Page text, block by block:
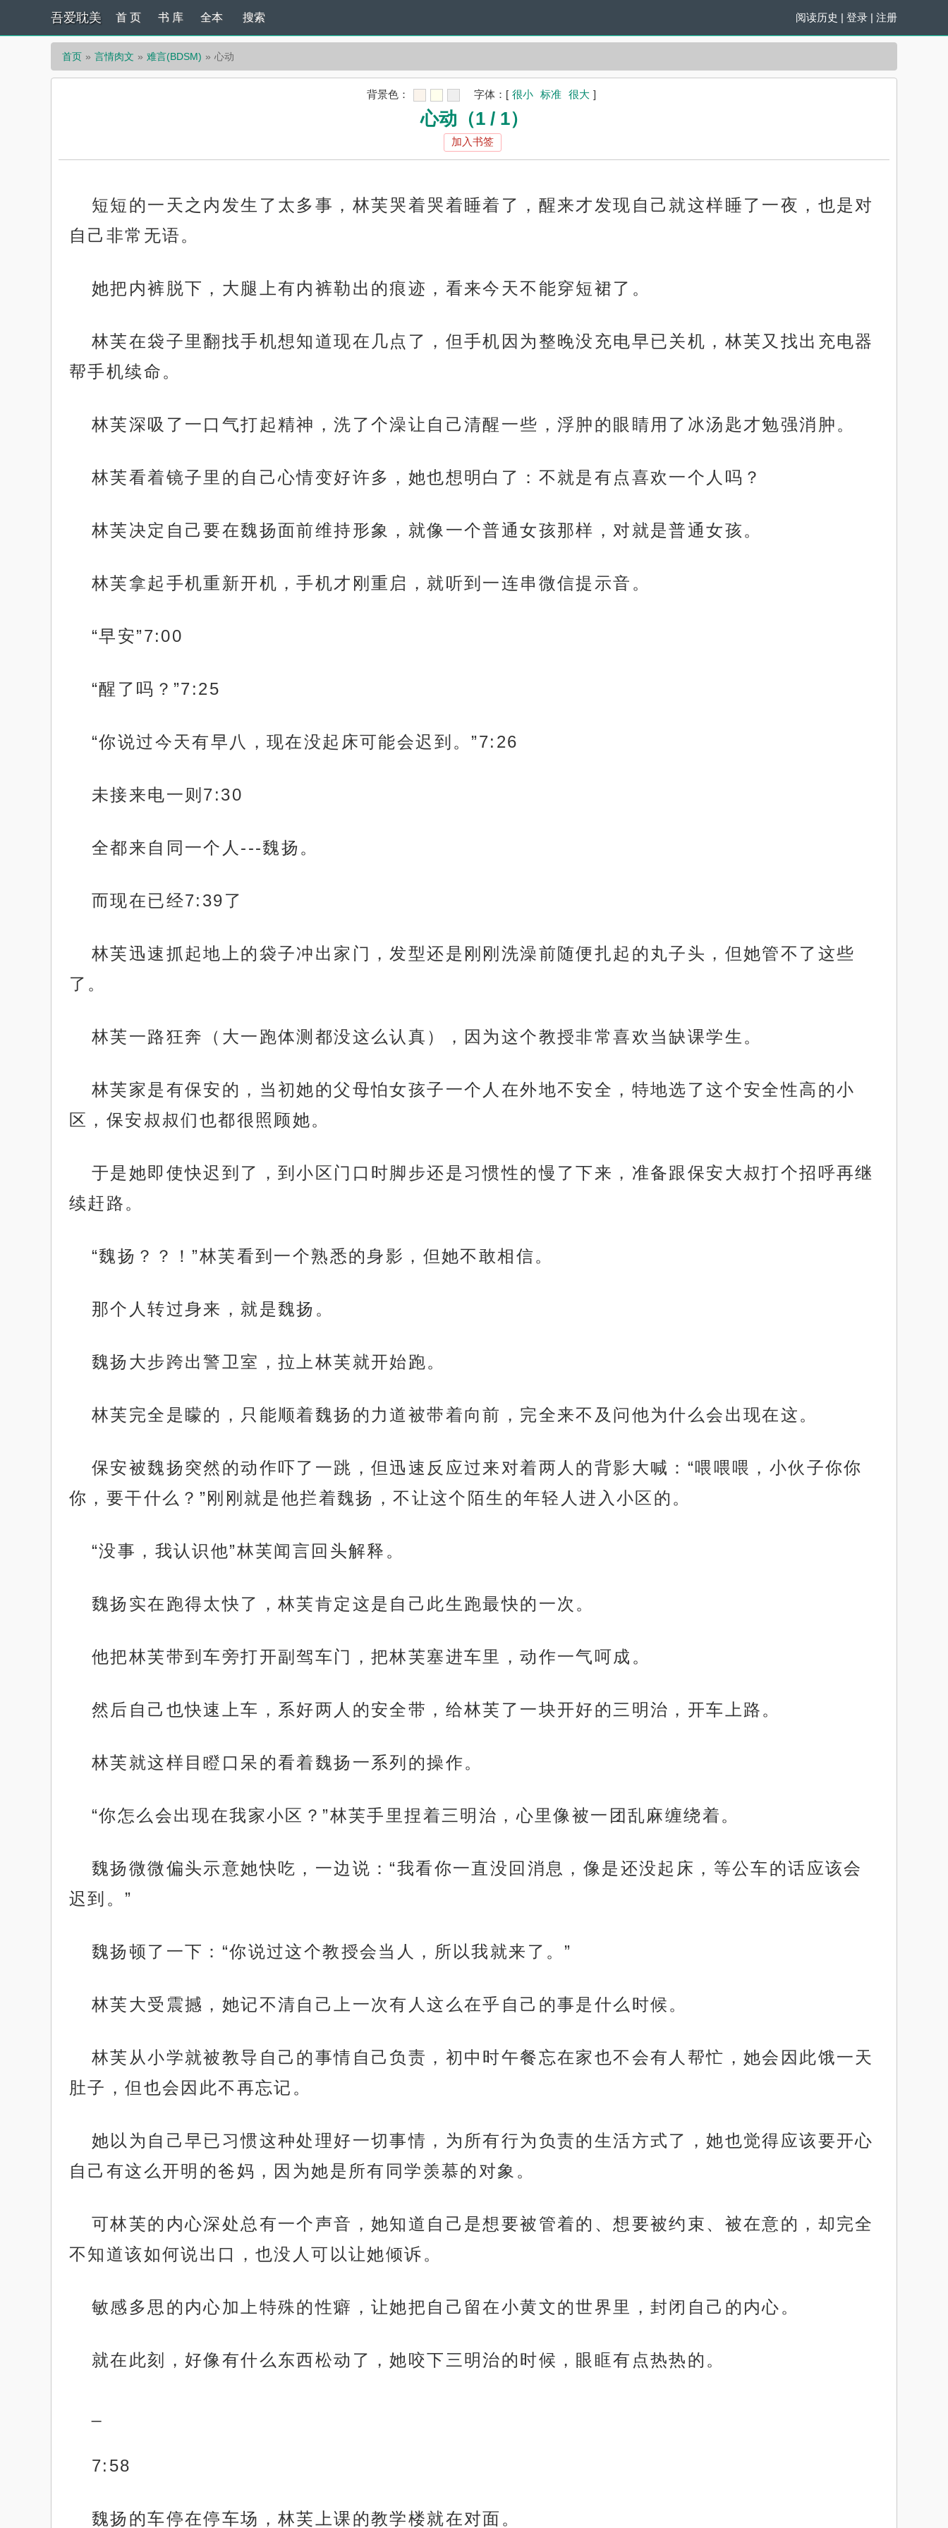
吾爱耽美 阅读历史 | 登录 | 注册
首 页 书 库 全本 搜索
首页 言情肉文 难言(BDSM) 心动
背景色： 字体： [ 很小 标准 很大 ]
心动（1 / 1）
加入书签
短短的一天之内发生了太多事，林芙哭着哭着睡着了，醒来才发现自己就这样睡了一夜，也是对
自己非常无语。
她把内裤脱下，大腿上有内裤勒出的痕迹，看来今天不能穿短裙了。
林芙在袋子里翻找手机想知道现在几点了，但手机因为整晚没充电早已关机，林芙又找出充电器
帮手机续命。
林芙深吸了一口气打起精神，洗了个澡让自己清醒一些，浮肿的眼睛用了冰汤匙才勉强消肿。
林芙看着镜子里的自己心情变好许多，她也想明白了：不就是有点喜欢一个人吗？
林芙决定自己要在魏扬面前维持形象，就像一个普通女孩那样，对就是普通女孩。
林芙拿起手机重新开机，手机才刚重启，就听到一连串微信提示音。
“早安”7:00
“醒了吗？”7:25
“你说过今天有早八，现在没起床可能会迟到。”7:26
未接来电一则7:30
全都来自同一个人---魏扬。
而现在已经7:39了
林芙迅速抓起地上的袋子冲出家门，发型还是刚刚洗澡前随便扎起的丸子头，但她管不了这些
了。
林芙一路狂奔（大一跑体测都没这么认真），因为这个教授非常喜欢当缺课学生。
林芙家是有保安的，当初她的父母怕女孩子一个人在外地不安全，特地选了这个安全性高的小
区，保安叔叔们也都很照顾她。
于是她即使快迟到了，到小区门口时脚步还是习惯性的慢了下来，准备跟保安大叔打个招呼再继
续赶路。
“魏扬？？！”林芙看到一个熟悉的身影，但她不敢相信。
那个人转过身来，就是魏扬。
魏扬大步跨出警卫室，拉上林芙就开始跑。
林芙完全是矇的，只能顺着魏扬的力道被带着向前，完全来不及问他为什么会出现在这。
保安被魏扬突然的动作吓了一跳，但迅速反应过来对着两人的背影大喊：“喂喂喂，小伙子你你
你，要干什么？”刚刚就是他拦着魏扬，不让这个陌生的年轻人进入小区的。
“没事，我认识他”林芙闻言回头解释。
魏扬实在跑得太快了，林芙肯定这是自己此生跑最快的一次。
他把林芙带到车旁打开副驾车门，把林芙塞进车里，动作一气呵成。
然后自己也快速上车，系好两人的安全带，给林芙了一块开好的三明治，开车上路。
林芙就这样目瞪口呆的看着魏扬一系列的操作。
“你怎么会出现在我家小区？”林芙手里捏着三明治，心里像被一团乱麻缠绕着。
魏扬微微偏头示意她快吃，一边说：“我看你一直没回消息，像是还没起床，等公车的话应该会
迟到。”
魏扬顿了一下：“你说过这个教授会当人，所以我就来了。”
林芙大受震撼，她记不清自己上一次有人这么在乎自己的事是什么时候。
林芙从小学就被教导自己的事情自己负责，初中时午餐忘在家也不会有人帮忙，她会因此饿一天
肚子，但也会因此不再忘记。
她以为自己早已习惯这种处理好一切事情，为所有行为负责的生活方式了，她也觉得应该要开心
自己有这么开明的爸妈，因为她是所有同学羡慕的对象。
可林芙的内心深处总有一个声音，她知道自己是想要被管着的、想要被约束、被在意的，却完全
不知道该如何说出口，也没人可以让她倾诉。
敏感多思的内心加上特殊的性癖，让她把自己留在小黄文的世界里，封闭自己的内心。
就在此刻，好像有什么东西松动了，她咬下三明治的时候，眼眶有点热热的。
7:58
魏扬的车停在停车场，林芙上课的教学楼就在对面。